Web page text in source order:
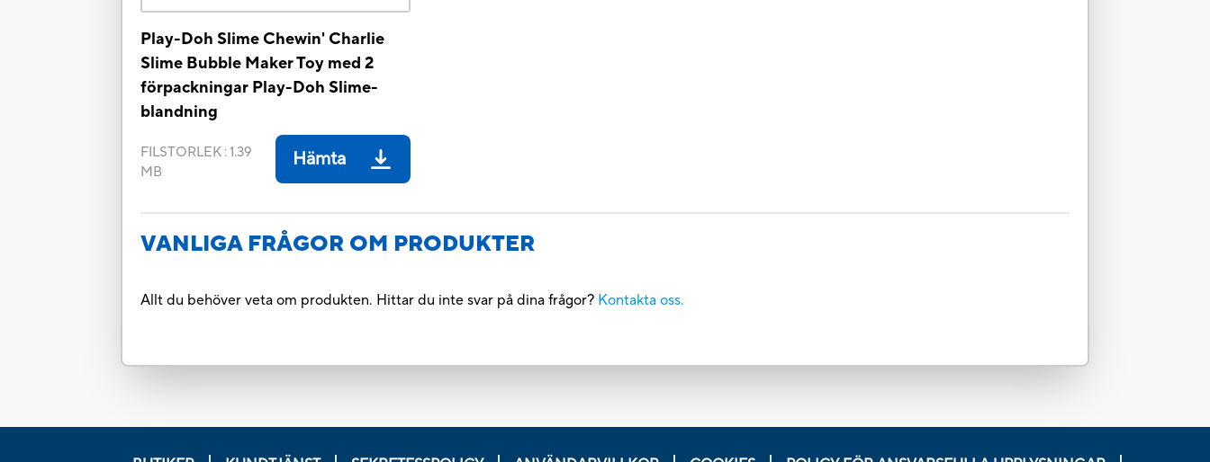
Play-Doh Slime Chewin' Charlie
Slime Bubble Maker Toy med 2
förpackningar Play-Doh Slime-
blandning
FILSTORLEK :1.39
MB
Hämta
VANLIGA FRÅGOR OM PRODUKTER
Allt du behöver veta om produkten. Hittar du inte svar på dina frågor? Kontakta oss.